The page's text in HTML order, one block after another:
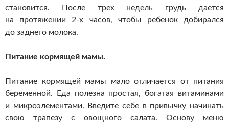
становится. После трех недель грудь дается
на протяжении 2-х часов, чтобы ребенок добирался
до заднего молока.
Питание кормящей мамы.
Питание кормящей мамы мало отличается от питания
беременной. Еда полезна простая, богатая витаминами
и микроэлементами. Введите себе в привычку начинать
свою трапезу с овощного салата. Основу меню